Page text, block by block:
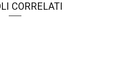
CORRELATI